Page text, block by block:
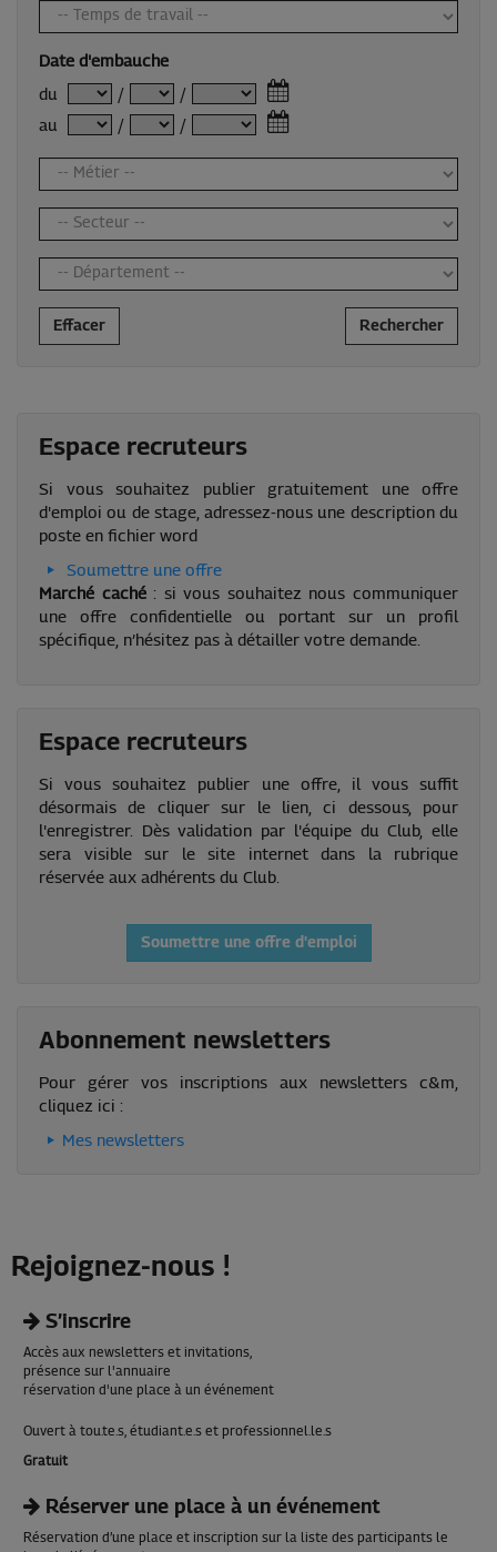
Date d'embauche
du
/
/
au
/ /
Effacer Rechercher
Espace recruteurs
Si vous souhaitez publier gratuitement une offre
d'emploi ou de stage, adressez-nous une description du
poste en fichier word
Soumettre une offre
Marché caché: si vous souhaitez nous communiquer
une offre confidentielle ou portant sur un profil
spécifique, n’hésitez pas à détailler votre demande.
Espace recruteurs
Si vous souhaitez publier une offre, il vous suffit
désormais de cliquer sur le lien, ci dessous, pour
l'enregistrer. Dès validation par l'équipe du Club, elle
sera visible sur le site internet dans la rubrique
réservée aux adhérents du Club.
Soumettre une offre d'emploi
Abonnement newsletters
Pour gérer vos inscriptions aux newsletters c&m,
cliquez ici :
Mes newsletters
Rejoignez-nous !
S’inscrire
Accès aux newsletters et invitations,
présence sur l'annuaire
réservation d'une place à un événement
Ouvert à tou.te.s, étudiant.e.s et professionnel.le.s
Gratuit
Réserver une place à un événement
Réservation d’une place et inscription sur la liste des participants le